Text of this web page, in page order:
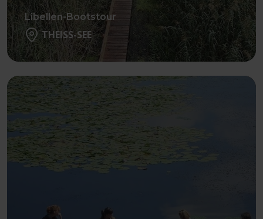
Libellen-Bootstour
THEISS-SEE